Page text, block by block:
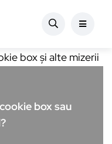
box sau